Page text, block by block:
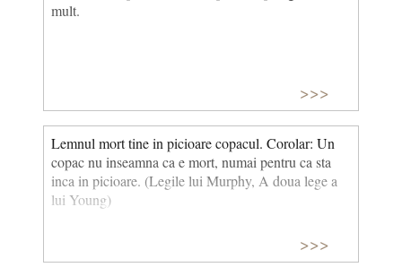
mult.
>>>
Lemnul mort tine in picioare copacul. Corolar: Un
copac nu inseamna ca e mort, numai pentru ca sta
inca in picioare. (Legile lui Murphy, A doua lege a
lui Young)
>>>